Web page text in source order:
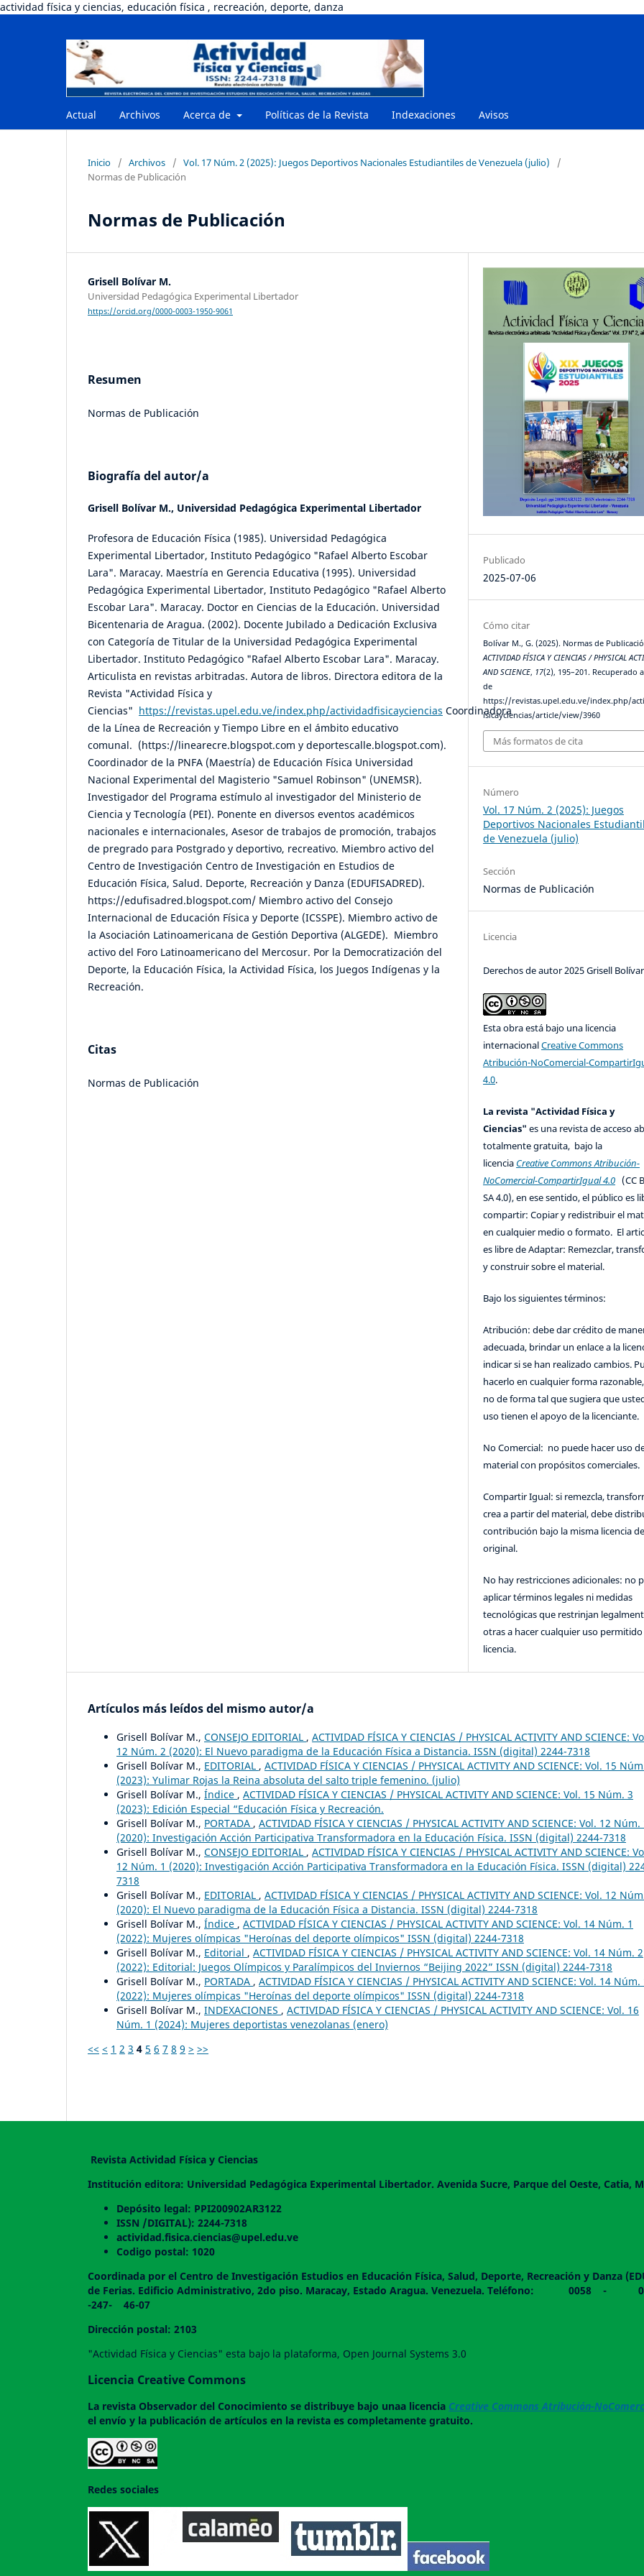
actividad física y ciencias, educación física , recreación, deporte, danza
Actual Archivos Acerca de Políticas de la Revista Indexaciones Avisos
Inicio / Archivos / Vol. 17 Núm. 2 (2025): Juegos Deportivos Nacionales Estudiantiles de Venezuela (julio)
/
Normas de Publicación
Normas de Publicación
Grisell Bolívar M.
Universidad Pedagógica Experimental Libertador
https://orcid.org/0000-0003-1950-9061
Resumen
Normas de Publicación
Biografía del autor/a
Grisell Bolívar M., Universidad Pedagógica Experimental Libertador
Profesora de Educación Física (1985). Universidad Pedagógica
Experimental Libertador, Instituto Pedagógico "Rafael Alberto Escobar
Lara". Maracay. Maestría en Gerencia Educativa (1995). Universidad
Pedagógica Experimental Libertador, Instituto Pedagógico "Rafael Alberto
Escobar Lara". Maracay. Doctor en Ciencias de la Educación. Universidad
Bicentenaria de Aragua. (2002). Docente Jubilado a Dedicación Exclusiva
con Categoría de Titular de la Universidad Pedagógica Experimental
Libertador. Instituto Pedagógico "Rafael Alberto Escobar Lara". Maracay.
Articulista en revistas arbitradas. Autora de libros. Directora editora de la
Revista "Actividad Física y
Ciencias" https://revistas.upel.edu.ve/index.php/actividadfisicayciencias Coordinadora
de la Línea de Recreación y Tiempo Libre en el ámbito educativo
comunal. (https://linearecre.blogspot.com y deportescalle.blogspot.com).
Coordinador de la PNFA (Maestría) de Educación Física Universidad
Nacional Experimental del Magisterio "Samuel Robinson" (UNEMSR).
Investigador del Programa estímulo al investigador del Ministerio de
Ciencia y Tecnología (PEI). Ponente en diversos eventos académicos
nacionales e internacionales, Asesor de trabajos de promoción, trabajos
de pregrado para Postgrado y deportivo, recreativo. Miembro activo del
Centro de Investigación Centro de Investigación en Estudios de
Educación Física, Salud. Deporte, Recreación y Danza (EDUFISADRED).
https://edufisadred.blogspot.com/ Miembro activo del Consejo
Internacional de Educación Física y Deporte (ICSSPE). Miembro activo de
la Asociación Latinoamericana de Gestión Deportiva (ALGEDE). Miembro
activo del Foro Latinoamericano del Mercosur. Por la Democratización del
Deporte, la Educación Física, la Actividad Física, los Juegos Indígenas y la
Recreación.
Citas
Normas de Publicación
Publicado
2025-07-06
Cómo citar
Bolívar M., G. (2025). Normas de
ACTIVIDAD FÍSICA Y CIENCIAS / PHYSICAL
AND SCIENCE, 17(2), 195–201. Recuperado
de
https://revistas.upel.edu.ve/index.php/
isicayciencias/article/view/3960
Más formatos de cita
Número
Vol. 17 Núm. 2 (2025): Juegos
Deportivos Nacionales
de Venezuela (julio)
Sección
Normas de Publicación
Licencia
Derechos de autor 2025 Grisell
Esta obra está bajo una licencia
internacionalCreative Commons
Atribución-NoComercial-
4.0.
La revista "Actividad Física y
Ciencias"es una revista de acceso
totalmente gratuita, bajo la
licencia Creative Commons Atribución-
NoComercial-CompartirIgual 4.0 (CC
SA 4.0), en ese sentido, el público es
compartir: Copiar y redistribuir el
en cualquier medio o formato. El
es libre de Adaptar: Remezclar,
y construir sobre el material.
Bajo los siguientes términos:
Atribución: debe dar crédito de
adecuada, brindar un enlace a la
indicar si se han realizado cambios.
hacerlo en cualquier forma
no de forma tal que sugiera que
uso tienen el apoyo de la licenciante.
No Comercial: no puede hacer uso
material con propósitos comerciales.
Compartir Igual: si remezcla,
crea a partir del material, debe
contribución bajo la misma licencia
original.
No hay restricciones adicionales: no
aplicar términos legales ni medidas
tecnológicas que restrinjan
otras a hacer cualquier uso
licencia.
Artículos más leídos del mismo autor/a
Grisell Bolívar M., CONSEJO EDITORIAL , ACTIVIDAD FÍSICA Y CIENCIAS / PHYSICAL ACTIVITY AND SCIENCE:
12 Núm. 2 (2020): El Nuevo paradigma de la Educación Física a Distancia. ISSN (digital) 2244-7318
Grisell Bolívar M., EDITORIAL , ACTIVIDAD FÍSICA Y CIENCIAS / PHYSICAL ACTIVITY AND SCIENCE: Vol. 15
(2023): Yulimar Rojas la Reina absoluta del salto triple femenino. (julio)
Grisell Bolívar M., Índice , ACTIVIDAD FÍSICA Y CIENCIAS / PHYSICAL ACTIVITY AND SCIENCE: Vol. 15 Núm. 3
(2023): Edición Especial “Educación Física y Recreación.
Grisell Bolívar M., PORTADA , ACTIVIDAD FÍSICA Y CIENCIAS / PHYSICAL ACTIVITY AND SCIENCE: Vol. 12 Núm.
(2020): Investigación Acción Participativa Transformadora en la Educación Física. ISSN (digital) 2244-7318
Grisell Bolívar M., CONSEJO EDITORIAL , ACTIVIDAD FÍSICA Y CIENCIAS / PHYSICAL ACTIVITY AND SCIENCE:
12 Núm. 1 (2020): Investigación Acción Participativa Transformadora en la Educación Física. ISSN (digital)
7318
Grisell Bolívar M., EDITORIAL , ACTIVIDAD FÍSICA Y CIENCIAS / PHYSICAL ACTIVITY AND SCIENCE: Vol. 12
(2020): El Nuevo paradigma de la Educación Física a Distancia. ISSN (digital) 2244-7318
Grisell Bolívar M., Índice , ACTIVIDAD FÍSICA Y CIENCIAS / PHYSICAL ACTIVITY AND SCIENCE: Vol. 14 Núm. 1
(2022): Mujeres olímpicas "Heroínas del deporte olímpicos" ISSN (digital) 2244-7318
Grisell Bolívar M., Editorial , ACTIVIDAD FÍSICA Y CIENCIAS / PHYSICAL ACTIVITY AND SCIENCE: Vol. 14 Núm. 2
(2022): Editorial: Juegos Olímpicos y Paralímpicos del Inviernos “Beijing 2022” ISSN (digital) 2244-7318
Grisell Bolívar M., PORTADA , ACTIVIDAD FÍSICA Y CIENCIAS / PHYSICAL ACTIVITY AND SCIENCE: Vol. 14 Núm.
(2022): Mujeres olímpicas "Heroínas del deporte olímpicos" ISSN (digital) 2244-7318
Grisell Bolívar M., INDEXACIONES , ACTIVIDAD FÍSICA Y CIENCIAS / PHYSICAL ACTIVITY AND SCIENCE: Vol. 16
Núm. 1 (2024): Mujeres deportistas venezolanas (enero)
<< < 1 2 3 4 5 6 7 8 9 > >>
Revista Actividad Física y Ciencias
Institución editora: Universidad Pedagógica Experimental Libertador. Avenida Sucre, Parque del Oeste, Catia,
Depósito legal: PPI200902AR3122
ISSN /DIGITAL): 2244-7318
actividad.fisica.ciencias@upel.edu.ve
Codigo postal: 1020
Coordinada por el Centro de Investigación Estudios en Educación Física, Salud, Deporte, Recreación y Danza
de Ferias. Edificio Administrativo, 2do piso. Maracay, Estado Aragua. Venezuela. Teléfono:
-247- 46-07
Dirección postal: 2103
"Actividad Física y Ciencias" esta bajo la plataforma, Open Journal Systems 3.0
Licencia Creative Commons
La revista Observador del Conocimiento se distribuye bajo unaa licencia Creative Commons Atribución-
el envío y la publicación de artículos en la revista es completamente gratuito.
Redes sociales